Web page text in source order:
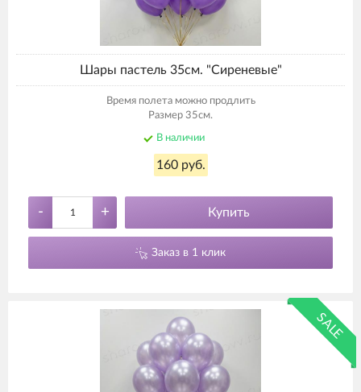
Шары пастель 35см. "Сиреневые"
Время полета можно продлить
Размер 35см.
В наличии
160 руб.
- + Купить
Заказ в 1 клик
SALE